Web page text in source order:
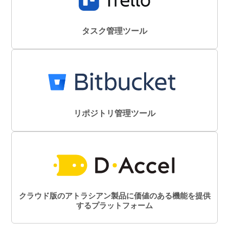
タスク管理ツール
リポジトリ管理ツール
クラウド版のアトラシアン製品に価値のある機能を提供
するプラットフォーム